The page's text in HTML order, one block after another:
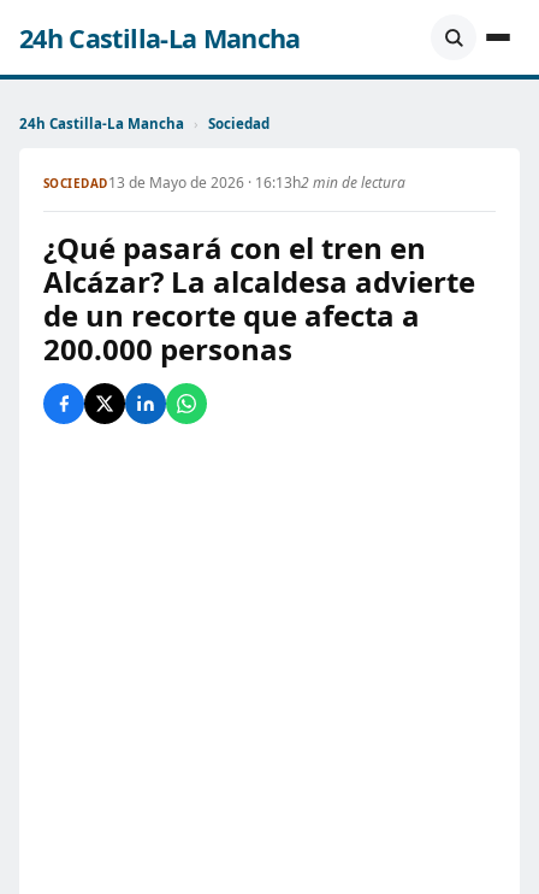
24h Castilla-La Mancha
24h Castilla-La Mancha › Sociedad
SOCIEDAD13 de Mayo de 2026 · 16:13h2 min de lectura
¿Qué pasará con el tren en
Alcázar? La alcaldesa advierte
de un recorte que afecta a
200.000 personas